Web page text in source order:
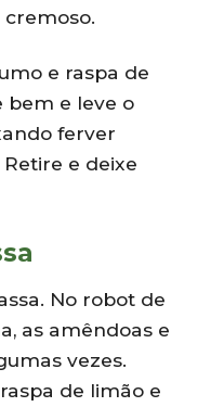
e raspa de
bem e leve o
ferver
e deixe
No robot de
as amêndoas e
vezes.
de limão e